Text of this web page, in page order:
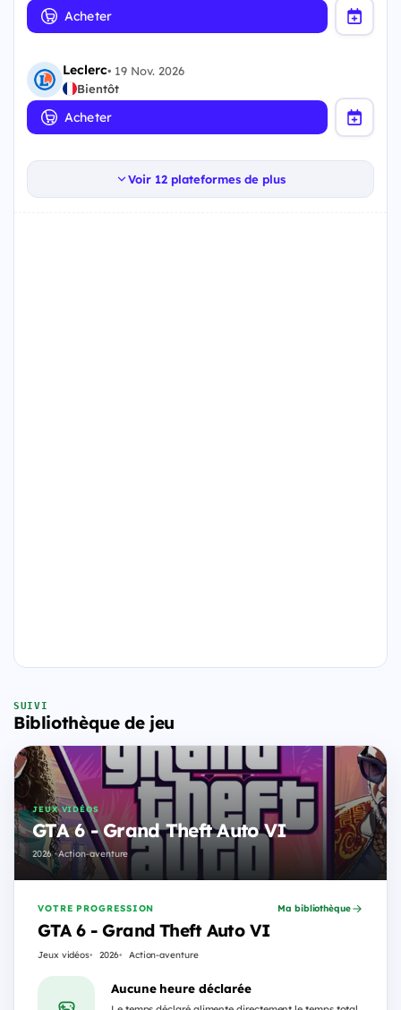
Acheter
Leclerc• 19 Nov. 2026
Bientôt
Acheter
Voir 12 plateformes de plus
SUIVI
Bibliothèque de jeu
JEUX VIDÉOS
GTA 6 - Grand Theft Auto VI
2026 · Action-aventure
VOTRE PROGRESSION
GTA 6 - Grand Theft Auto VI
Jeux vidéos 2026 Action-aventure
Ma bibliothèque
Aucune heure déclarée